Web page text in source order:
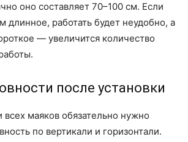
оно составляет 70–100 см. Если
длинное, работать будет неудобно, а
— увеличится количество
после установки
всех маяков обязательно нужно
по вертикали и горизонтали.